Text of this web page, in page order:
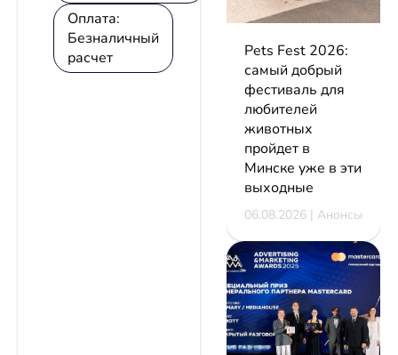
Оплата:
Безналичный
расчет
Pets Fest 2026:
самый добрый
фестиваль для
любителей
животных
пройдет в
Минске уже в эти
выходные
06.08.2026 | Анонсы